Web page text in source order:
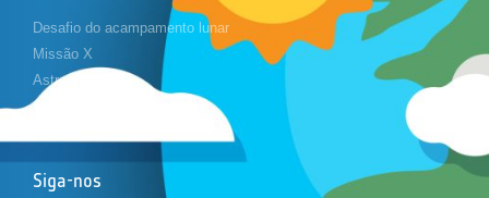
Desafio do acampamento lunar
Missão X
Astropi
Cansat
Siga-nos